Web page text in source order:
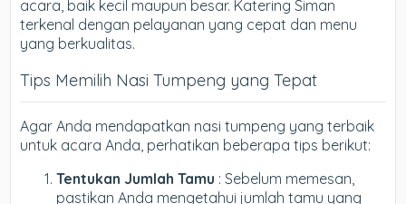
acara, baik kecil maupun besar. Katering Siman
terkenal dengan pelayanan yang cepat dan menu
yang berkualitas.
Tips Memilih Nasi Tumpeng yang Tepat
Agar Anda mendapatkan nasi tumpeng yang terbaik
untuk acara Anda, perhatikan beberapa tips berikut:
Tentukan Jumlah Tamu : Sebelum memesan,
pastikan Anda mengetahui jumlah tamu yang